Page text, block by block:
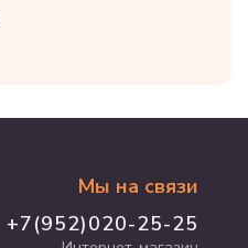
Мы на связи
+7(952)020-25-25